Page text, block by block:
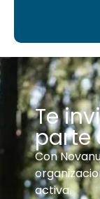
Te
parte
Con
activa.